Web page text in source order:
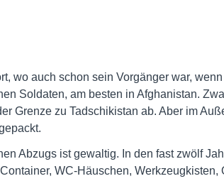
wo auch schon sein Vorgänger war,
Soldaten, am besten in Afghanistan.
Grenze zu Tadschikistan ab. Aber im
Abzugs ist gewaltig. In den fast zwölf
WC-Häuschen, Werkzeugkisten,